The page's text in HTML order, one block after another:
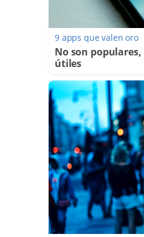
9 apps que valen oro
No son
útiles